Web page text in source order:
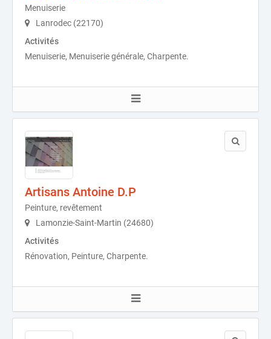
Menuiserie
Lanrodec (22170)
Activités
Menuiserie, Menuiserie générale, Charpente.
Artisans Antoine D.P
Peinture, revêtement
Lamonzie-Saint-Martin (24680)
Activités
Rénovation, Peinture, Charpente.